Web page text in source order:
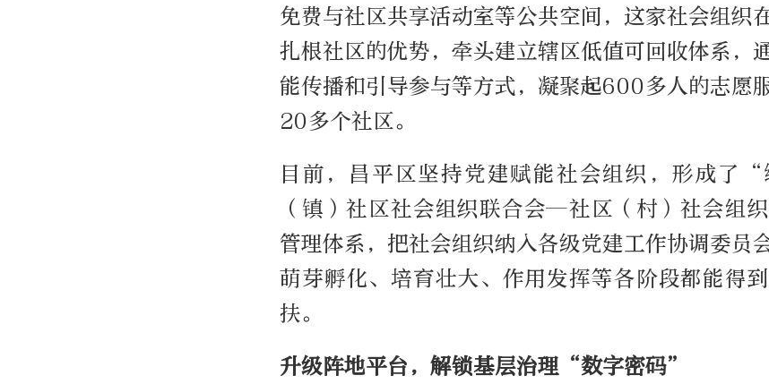
免费与社区共享活动室等公共空间，这家社会组织
扎根社区的优势，牵头建立辖区低值可回收体系，
能传播和引导参与等方式，凝聚起600多人的志愿
20多个社区。
目前，昌平区坚持党建赋能社会组织，形成了
（镇）社区社会组织联合会—社区（村）社会组
管理体系，把社会组织纳入各级党建工作协调委员
萌芽孵化、培育壮大、作用发挥等各阶段都能得
扶。
升级阵地平台，解锁基层治理“数字密码”